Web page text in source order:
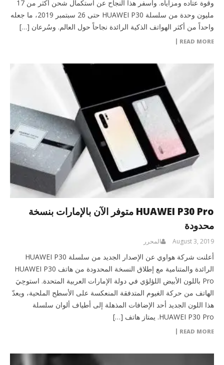
وقوة عتاده ومزاياه. وأسفر هذا النجاح عن استكمال شحن أكثر من 17
مليون وحدة من سلسلة HUAWEI P30 حتى 26 سبتمبر 2019، ما جعله
واحداً من أكثر الهواتف الذكية الرائدة نجاحاً حول العالم. وسُرعان […]
READ MORE
HUAWEI P30 Pro متوفر الآن بالإمارات بنسخة
محدودة
August 3, 2019 المحرر
أعلنت شركة هواوي عن الإصدار الجديد من سلسلة HUAWEI P30
الرائدة والمتنامية مع إطلاق النسخة المحدودة من هاتف HUAWEI P30
Pro باللون الأبيض اللؤلؤي في دولة الإمارات العربية المتحدة. استوحِيَ
الهاتف من حركة الغيوم المتدفقة المنعكسة على الأسطح الملحية، ويعدّ
هذا اللون الجديد أحد الإضافات المذهلة إلى أطياف ألوان سلسلة
HUAWEI P30 Pro. يمتاز هاتف […]
READ MORE